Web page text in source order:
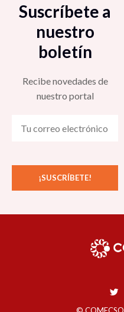
Suscríbete a
nuestro
boletín
Recibe novedades de
nuestro portal